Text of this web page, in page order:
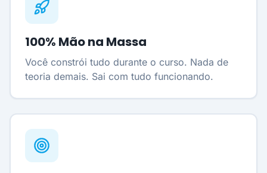
100% Mão na Massa
Você constrói tudo durante o curso. Nada de
teoria demais. Sai com tudo funcionando.